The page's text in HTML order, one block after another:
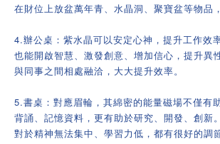
在財位上放盆萬年青、水晶洞、聚寶盆等物品
4.辦公桌：紫水晶可以安定心神，提升工作效
也能開啟智慧、激發創意、增加信心，提升異
與同事之間相處融洽，大大提升效率。
5.書桌：對應眉輪，其綿密的能量磁場不僅有助
背誦、記憶資料，更有助於研究、開發、創新。
對於精神無法集中、學習力低，都有很好的調